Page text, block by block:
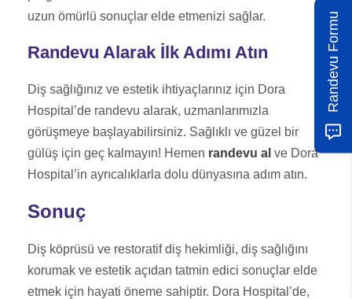
uzun ömürlü sonuçlar elde etmenizi sağlar.
Randevu Alarak İlk Adımı Atın
Diş sağlığınız ve estetik ihtiyaçlarınız için Dora
Hospital’de randevu alarak, uzmanlarımızla
görüşmeye başlayabilirsiniz. Sağlıklı ve güzel bir
gülüş için geç kalmayın! Hemen randevu al ve Dora
Hospital’in ayrıcalıklarla dolu dünyasına adım atın.
Sonuç
Diş köprüsü ve restoratif diş hekimliği, diş sağlığını
korumak ve estetik açıdan tatmin edici sonuçlar elde
etmek için hayati öneme sahiptir. Dora Hospital’de,
Randevu Formu